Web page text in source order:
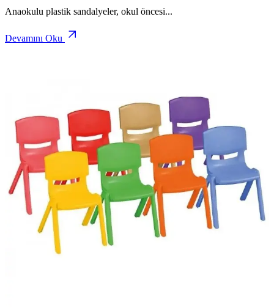
Anaokulu plastik sandalyeler, okul öncesi...
Devamını Oku